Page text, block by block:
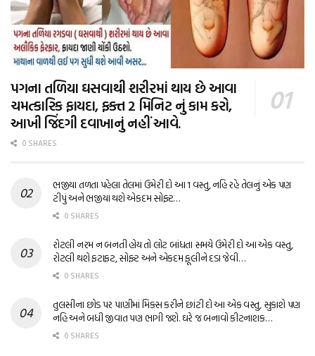
પગના તળિયા ઘસવાથી શરીરમાં થાય છે આવા
ચમત્કારિક ફાયદા, ફક્ત 2 મિનિટ નું કામ કરો,
આખી જિંદગી દવાખાનું નહીં આવે.
0 SHARES
ભજીયા તળતા પહેલા તેલમાં ઉમેરી દો આ 1 વસ્તુ, નહિ રહે તેલનું એક પણ
ટીપું અને ભજીયા થશે એકદમ સોફ્ટ…
0 SHARES
રોટલી નરમ ન બનતી હોય તો લોટ બાંધતા સમયે ઉમેરી દો આ એક વસ્તુ,
રોટલી થશે ફટાફટ, સોફ્ટ અને એકદમ ફૂલીને દડા જેવી…
0 SHARES
તુલસીના છોડ પર પાણીમાં મિક્સ કરીને છાંટી દો આ એક વસ્તુ, સુકાશે પણ
નહિ અને બધી જીવાત પણ ભાગી જશે. ઘરે જ બનાવો કીટનાશક…
0 SHARES